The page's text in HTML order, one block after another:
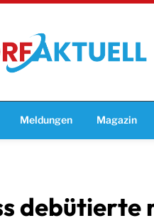
Meldungen Magazin
debütierte